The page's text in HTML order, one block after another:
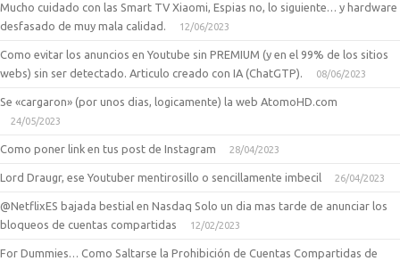
Mucho cuidado con las Smart TV Xiaomi, Espias no, lo siguiente… y hardware
desfasado de muy mala calidad.
12/06/2023
Como evitar los anuncios en Youtube sin PREMIUM (y en el 99% de los sitios
webs) sin ser detectado. Articulo creado con IA (ChatGTP).
08/06/2023
Se «cargaron» (por unos dias, logicamente) la web AtomoHD.com
24/05/2023
Como poner link en tus post de Instagram 28/04/2023
Lord Draugr, ese Youtuber mentirosillo o sencillamente imbecil 26/04/2023
@NetflixES bajada bestial en Nasdaq Solo un dia mas tarde de anunciar los
bloqueos de cuentas compartidas
12/02/2023
For Dummies… Como Saltarse la Prohibición de Cuentas Compartidas de